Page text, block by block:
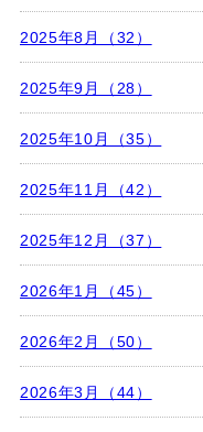
2025年8月（32）
2025年9月（28）
2025年10月（35）
2025年11月（42）
2025年12月（37）
2026年1月（45）
2026年2月（50）
2026年3月（44）